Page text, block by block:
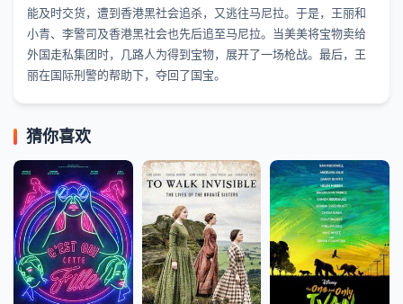
能及时交货，遭到香港黑社会追杀，又逃往马尼拉。于是，王丽和
小青、李警司及香港黑社会也先后追至马尼拉。当美美将宝物卖给
外国走私集团时，几路人为得到宝物，展开了一场枪战。最后，王
丽在国际刑警的帮助下，夺回了国宝。
猜你喜欢